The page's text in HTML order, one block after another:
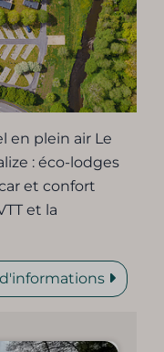
en plein air Le
: éco-lodges
et confort
et la